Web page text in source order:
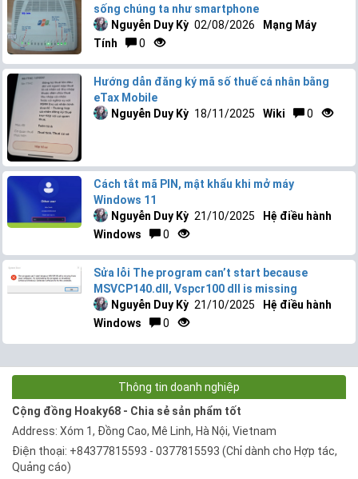
sống chúng ta như smartphone
Nguyễn Duy Kỳ 02/08/2026
Mạng Máy
Tính
0
Hướng dẫn đăng ký mã số thuế cá nhân bằng
eTax Mobile
Nguyễn Duy Kỳ 18/11/2025 Wiki 0
Cách tắt mã PIN, mật khẩu khi mở máy
Windows 11
Nguyễn Duy Kỳ 21/10/2025
Hệ điều hành
Windows
0
Sửa lỗi The program can’t start because
MSVCP140.dll, Vspcr100 dll is missing
Nguyễn Duy Kỳ 21/10/2025
Hệ điều hành
Windows
0
Thông tin doanh nghiệp
Cộng đồng Hoaky68 - Chia sẻ sản phẩm tốt
Address: Xóm 1, Đồng Cao, Mê Linh, Hà Nội, Vietnam
Điện thoại: +84377815593 - 0377815593 (Chỉ dành cho Hợp tác,
Quảng cáo)